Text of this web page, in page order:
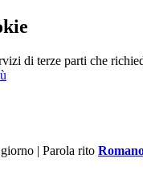
di terze parti che
| Parola rito